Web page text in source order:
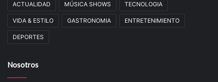
ACTUALIDAD MÚSICA SHOWS TECNOLOGIA
VIDA & ESTILO GASTRONOMIA ENTRETENIMIENTO
DEPORTES
Nosotros